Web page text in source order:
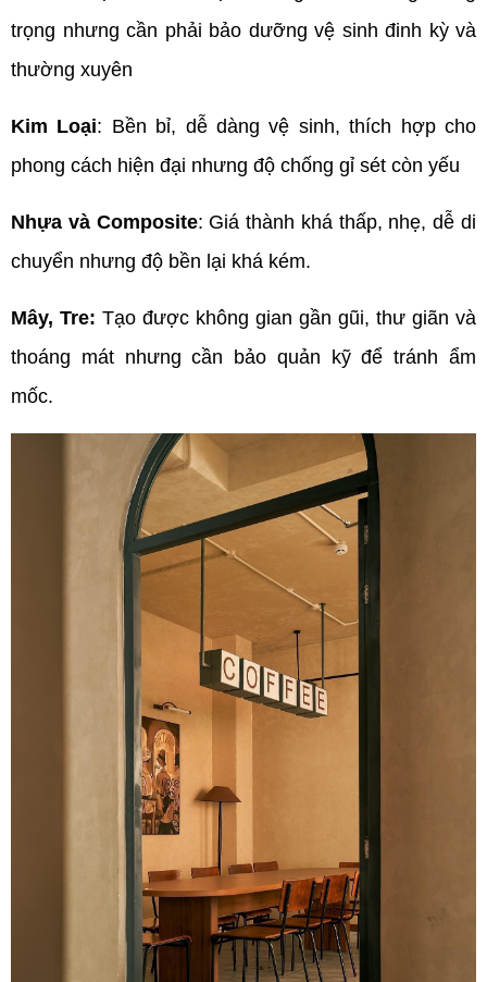
trọng nhưng cần phải bảo dưỡng vệ sinh đinh kỳ và
thường xuyên
Kim Loại: Bền bỉ, dễ dàng vệ sinh, thích hợp cho
phong cách hiện đại nhưng độ chống gỉ sét còn yếu
Nhựa và Composite: Giá thành khá thấp, nhẹ, dễ di
chuyển nhưng độ bền lại khá kém.
Mây, Tre: Tạo được không gian gần gũi, thư giãn và
thoáng mát nhưng cần bảo quản kỹ để tránh ẩm
mốc.